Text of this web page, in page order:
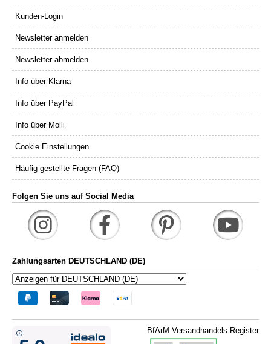
Kunden-Login
Newsletter anmelden
Newsletter abmelden
Info über Klarna
Info über PayPal
Info über Molli
Cookie Einstellungen
Häufig gestellte Fragen (FAQ)
Folgen Sie uns auf Social Media
Zahlungsarten DEUTSCHLAND (DE)
BfArM Versandhandels-Register